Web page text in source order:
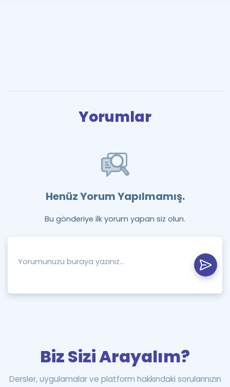
Yorumlar
Henüz Yorum Yapılmamış.
Bu gönderiye ilk yorum yapan siz olun.
Biz Sizi Arayalım?
Dersler, uygulamalar ve platform hakkındaki sorularınızın